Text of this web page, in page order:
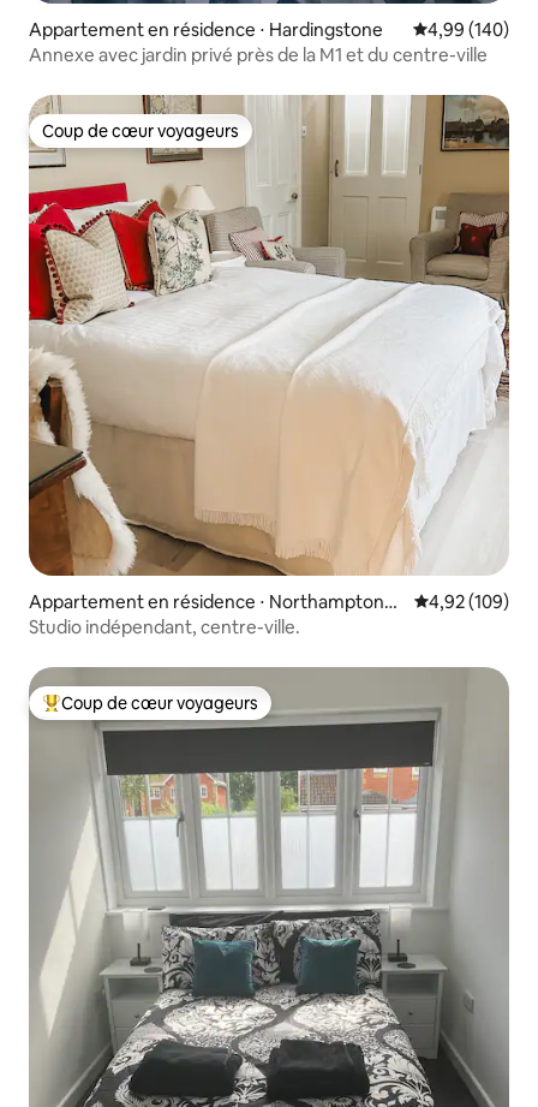
Appartement en résidence ⋅ Hardingstone Évaluation
4,99 (140)
Annexe avec jardin privé près de la M1 et du centre-ville
Coup de cœur voyageurs
Coup de cœur voyageurs
Appartement en résidence ⋅ Northamptonsh
ire
Évaluation
4,92 (109)
Studio indépendant, centre-ville.
Coups de cœur voyageurs les plus appréciés
Coup de cœur voyageurs